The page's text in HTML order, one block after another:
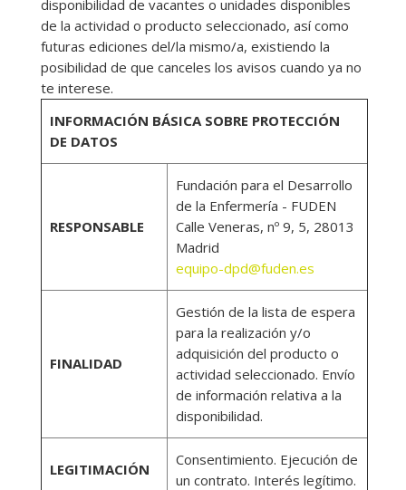
disponibilidad de vacantes o unidades disponibles
de la actividad o producto seleccionado, así como
futuras ediciones del/la mismo/a, existiendo la
posibilidad de que canceles los avisos cuando ya no
te interese.
INFORMACIÓN BÁSICA SOBRE PROTECCIÓN
DE DATOS
RESPONSABLE
Fundación para el Desarrollo
de la Enfermería - FUDEN
Calle Veneras, nº 9, 5, 28013
Madrid
equipo-dpd@fuden.es
FINALIDAD
Gestión de la lista de espera
para la realización y/o
adquisición del producto o
actividad seleccionado. Envío
de información relativa a la
disponibilidad.
LEGITIMACIÓN
Consentimiento. Ejecución de
un contrato. Interés legítimo.